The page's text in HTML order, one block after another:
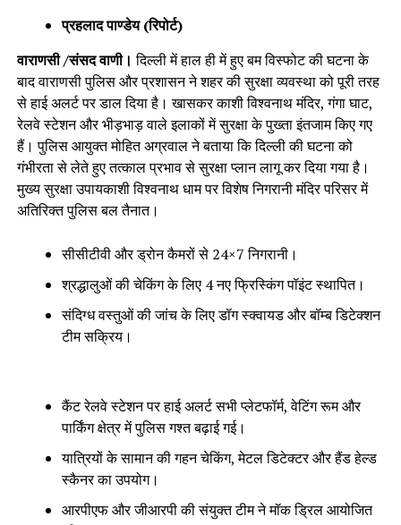
प्रहलाद पाण्डेय (रिपोर्ट)
वाराणसी /संसद वाणी। दिल्ली में हाल ही में हुए बम विस्फोट की घटना के
बाद वाराणसी पुलिस और प्रशासन ने शहर की सुरक्षा व्यवस्था को पूरी तरह
से हाई अलर्ट पर डाल दिया है। खासकर काशी विश्वनाथ मंदिर, गंगा घाट,
रेलवे स्टेशन और भीड़भाड़ वाले इलाकों में सुरक्षा के पुख्ता इंतजाम किए गए
हैं। पुलिस आयुक्त मोहित अग्रवाल ने बताया कि दिल्ली की घटना को
गंभीरता से लेते हुए तत्काल प्रभाव से सुरक्षा प्लान लागू कर दिया गया है।
मुख्य सुरक्षा उपायकाशी विश्वनाथ धाम पर विशेष निगरानी मंदिर परिसर में
अतिरिक्त पुलिस बल तैनात।
सीसीटीवी और ड्रोन कैमरों से 24×7 निगरानी।
श्रद्धालुओं की चेकिंग के लिए 4 नए फ्रिस्किंग पॉइंट स्थापित।
संदिग्ध वस्तुओं की जांच के लिए डॉग स्क्वायड और बॉम्ब डिटेक्शन
टीम सक्रिय।
कैंट रेलवे स्टेशन पर हाई अलर्ट सभी प्लेटफॉर्म, वेटिंग रूम और
पार्किंग क्षेत्र में पुलिस गश्त बढ़ाई गई।
यात्रियों के सामान की गहन चेकिंग, मेटल डिटेक्टर और हैंड हेल्ड
स्कैनर का उपयोग।
आरपीएफ और जीआरपी की संयुक्त टीम ने मॉक ड्रिल आयोजित